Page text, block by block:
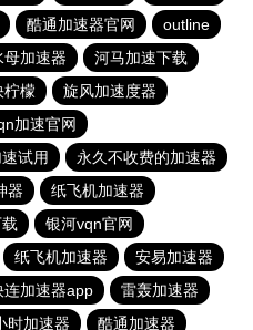
酷通加速器官网
outline
母加速器
河马加速下载
柠檬
旋风加速度器
加速官网
试用
永久不收费的加速器
器
纸飞机加速器
银河vqn官网
纸飞机加速器
安易加速器
连加速器app
雷轰加速器
时加速器
酷通加速器